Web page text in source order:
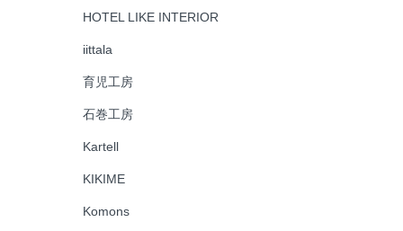
HOTEL LIKE INTERIOR
iittala
育児工房
石巻工房
Kartell
KIKIME
Komons